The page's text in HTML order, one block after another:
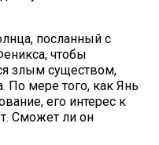
посланный с
чтобы
злым существом,
По мере того, как Янь
его интерес к
Сможет ли он